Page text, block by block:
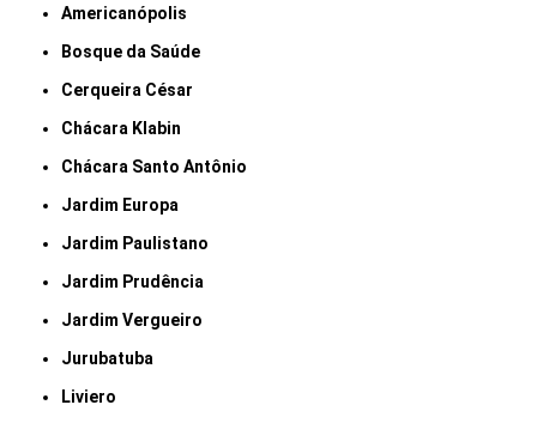
Americanópolis
Bosque da Saúde
Cerqueira César
Chácara Klabin
Chácara Santo Antônio
Jardim Europa
Jardim Paulistano
Jardim Prudência
Jardim Vergueiro
Jurubatuba
Liviero